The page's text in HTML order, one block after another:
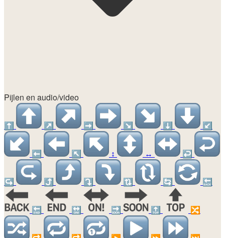
Pijlen en audio/video
⬆️ ↗️ ➡️ ↘️ ⬇️ ↙️
⬅️ ↖️ ↕️ ↔️ ↩️
↪️ ⤴️ ⤵️ 🔃 🔄 🔙
🔚 🔛 🔜 🔝 🔀